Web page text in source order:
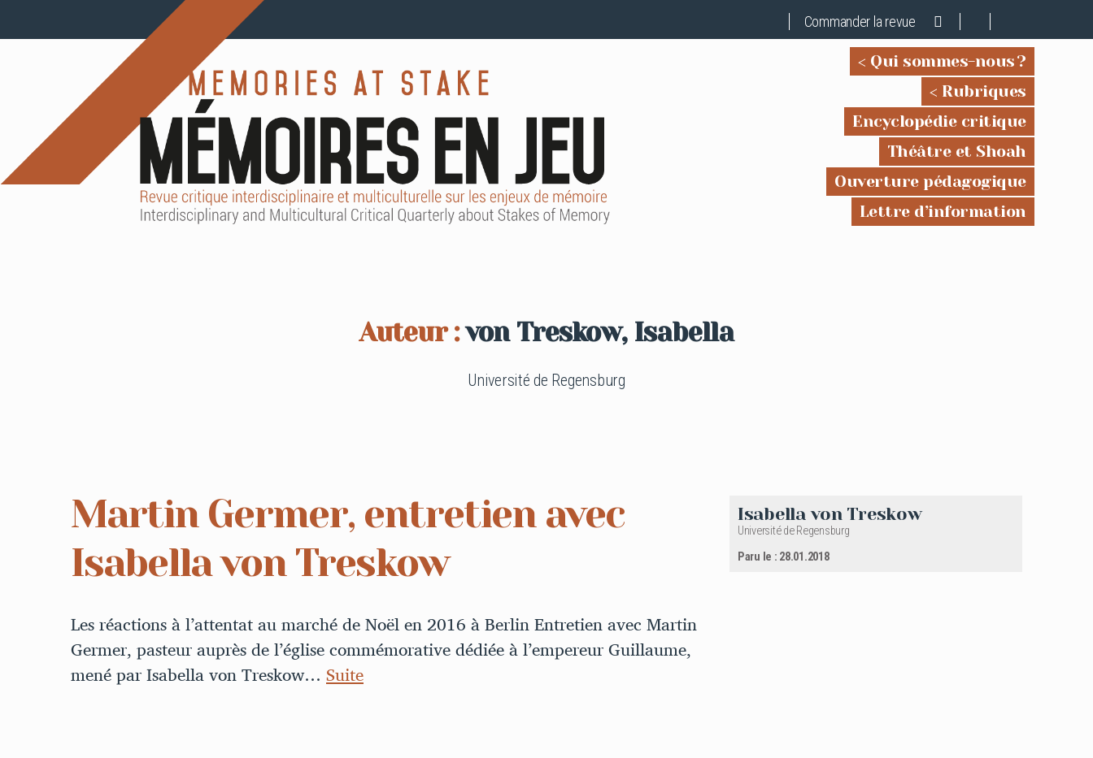
Commander la revue
Qui sommes-nous ?
Rubriques
Encyclopédie critique
Théâtre et Shoah
Ouverture pédagogique
Lettre d’information
Auteur : von Treskow, Isabella
Université de Regensburg
Martin Germer, entretien avec
Isabella von Treskow
Les réactions à l’attentat au marché de Noël en 2016 à Berlin Entretien avec Martin
Germer, pasteur auprès de l’église commémorative dédiée à l’empereur Guillaume,
mené par Isabella von Treskow… Suite
Isabella von Treskow
Université de Regensburg
Paru le : 28.01.2018